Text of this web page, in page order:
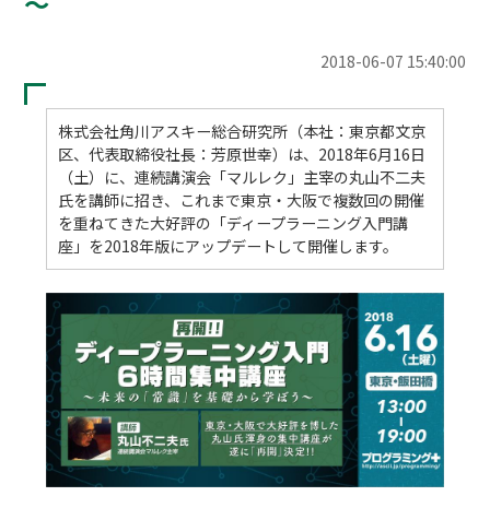
2018-06-07 15:40:00
株式会社角川アスキー総合研究所（本社：東京都文京
区、代表取締役社長：芳原世幸）は、2018年6月16日
（土）に、連続講演会「マルレク」主宰の丸山不二夫
氏を講師に招き、これまで東京・大阪で複数回の開催
を重ねてきた大好評の「ディープラーニング入門講
座」を2018年版にアップデートして開催します。